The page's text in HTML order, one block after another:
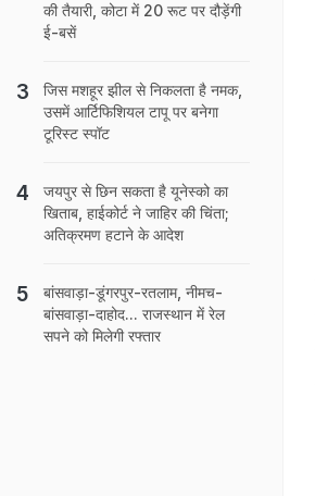
की तैयारी, कोटा में 20 रूट पर दौड़ेंगी
ई-बसें
जिस मशहूर झील से निकलता है नमक,
उसमें आर्टिफिशियल टापू पर बनेगा
टूरिस्ट स्पॉट
जयपुर से छ‍ि‍न सकता है यूनेस्‍को का
ख‍िताब, हाईकोर्ट ने जाह‍िर की च‍िंता;
अत‍िक्रमण हटाने के आदेश
बांसवाड़ा-डूंगरपुर-रतलाम, नीमच-
बांसवाड़ा-दाहोद... राजस्थान में रेल
सपने को मिलेगी रफ्तार